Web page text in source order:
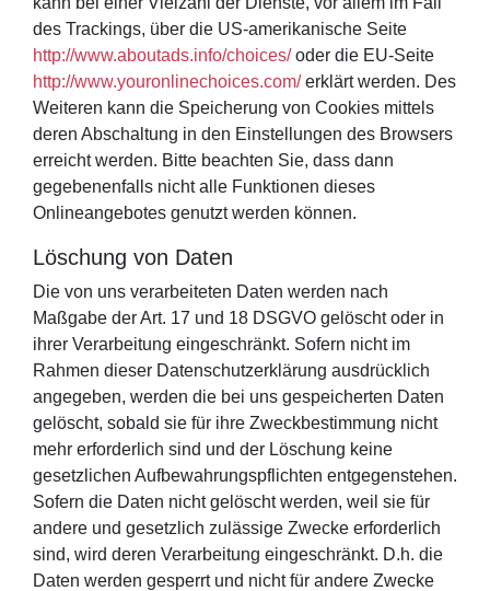
des Trackings, über die US-amerikanische Seite
http://www.aboutads.info/choices/oder die EU-Seite
http://www.youronlinechoices.com/erklärt werden. Des
Weiteren kann die Speicherung von Cookies mittels
deren Abschaltung in den Einstellungen des Browsers
erreicht werden. Bitte beachten Sie, dass dann
gegebenenfalls nicht alle Funktionen dieses
Onlineangebotes genutzt werden können.
Löschung von Daten
Die von uns verarbeiteten Daten werden nach
Maßgabe der Art. 17 und 18 DSGVO gelöscht oder in
ihrer Verarbeitung eingeschränkt. Sofern nicht im
Rahmen dieser Datenschutzerklärung ausdrücklich
angegeben, werden die bei uns gespeicherten Daten
gelöscht, sobald sie für ihre Zweckbestimmung nicht
mehr erforderlich sind und der Löschung keine
gesetzlichen Aufbewahrungspflichten entgegenstehen.
Sofern die Daten nicht gelöscht werden, weil sie für
andere und gesetzlich zulässige Zwecke erforderlich
sind, wird deren Verarbeitung eingeschränkt. D.h. die
Daten werden gesperrt und nicht für andere Zwecke